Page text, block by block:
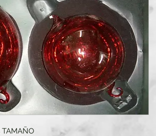
TAMAÑO